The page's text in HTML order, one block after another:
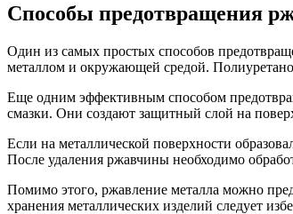
Способы предотвращения
Один из самых простых способов
металлом и окружающей средой.
Еще одним эффективным способом
смазки. Они создают защитный слой на
Если на металлической поверхности
После удаления ржавчины необходимо
Помимо этого, ржавление металла можно
хранения металлических изделий следует